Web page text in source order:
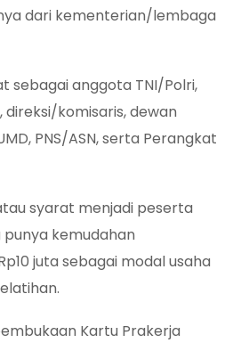
dari kementerian/lembaga
sebagai anggota TNI/Polri,
direksi/komisaris, dewan
PNS/ASN, serta Perangkat
syarat menjadi peserta
kemudahan
juta sebagai modal usaha
Kartu Prakerja